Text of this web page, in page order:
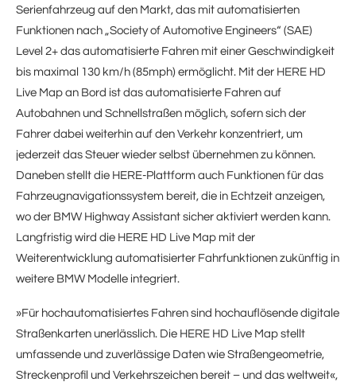
Serienfahrzeug auf den Markt, das mit automatisierten
Funktionen nach „Society of Automotive Engineers“ (SAE)
Level 2+ das automatisierte Fahren mit einer Geschwindigkeit
bis maximal 130 km/h (85mph) ermöglicht. Mit der HERE HD
Live Map an Bord ist das automatisierte Fahren auf
Autobahnen und Schnellstraßen möglich, sofern sich der
Fahrer dabei weiterhin auf den Verkehr konzentriert, um
jederzeit das Steuer wieder selbst übernehmen zu können.
Daneben stellt die HERE-Plattform auch Funktionen für das
Fahrzeugnavigationssystem bereit, die in Echtzeit anzeigen,
wo der BMW Highway Assistant sicher aktiviert werden kann.
Langfristig wird die HERE HD Live Map mit der
Weiterentwicklung automatisierter Fahrfunktionen zukünftig in
weitere BMW Modelle integriert.
»Für hochautomatisiertes Fahren sind hochauflösende digitale
Straßenkarten unerlässlich. Die HERE HD Live Map stellt
umfassende und zuverlässige Daten wie Straßengeometrie,
Streckenprofil und Verkehrszeichen bereit – und das weltweit«,